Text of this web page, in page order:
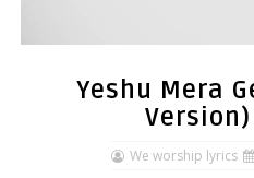
Yeshu Mera
We worship lyrics